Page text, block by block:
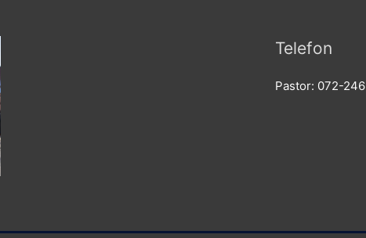
Telefon
Pastor: 072-